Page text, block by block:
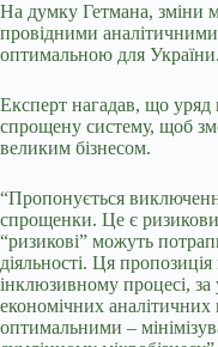
На думку Гетмана, зміни
провідними
оптимальною для України.
Експерт нагадав, що
спрощену систему, щоб
великим бізнесом.
“Пропонується
спрощенки. Це є
“ризикові” можуть
діяльності. Ця
інклюзивному процесі, за
економічних
оптимальними –